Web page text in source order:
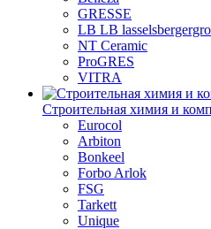
GRESSE
LB LB
NT Ceramic
ProGRES
VITRA
Строительная химия и
Eurocol
Arbiton
Bonkeel
Forbo Arlok
FSG
Tarkett
Unique